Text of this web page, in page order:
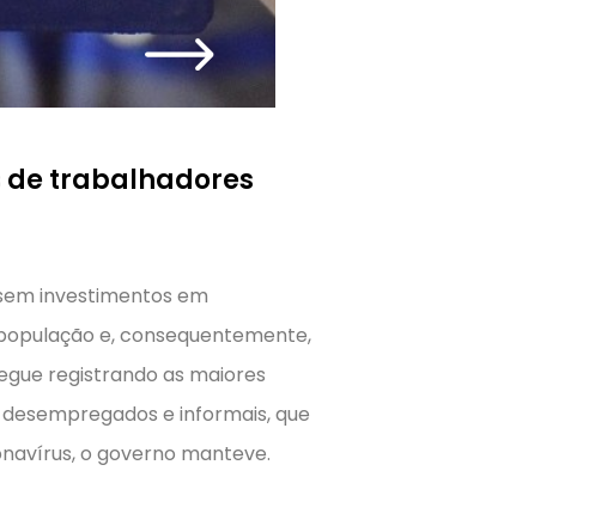
de trabalhadores
investimentos em
e, consequentemente,
registrando as maiores
e informais, que
o governo manteve.